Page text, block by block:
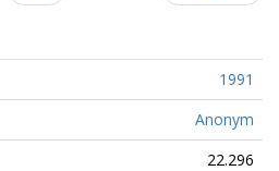
1991
Anonym
22.296